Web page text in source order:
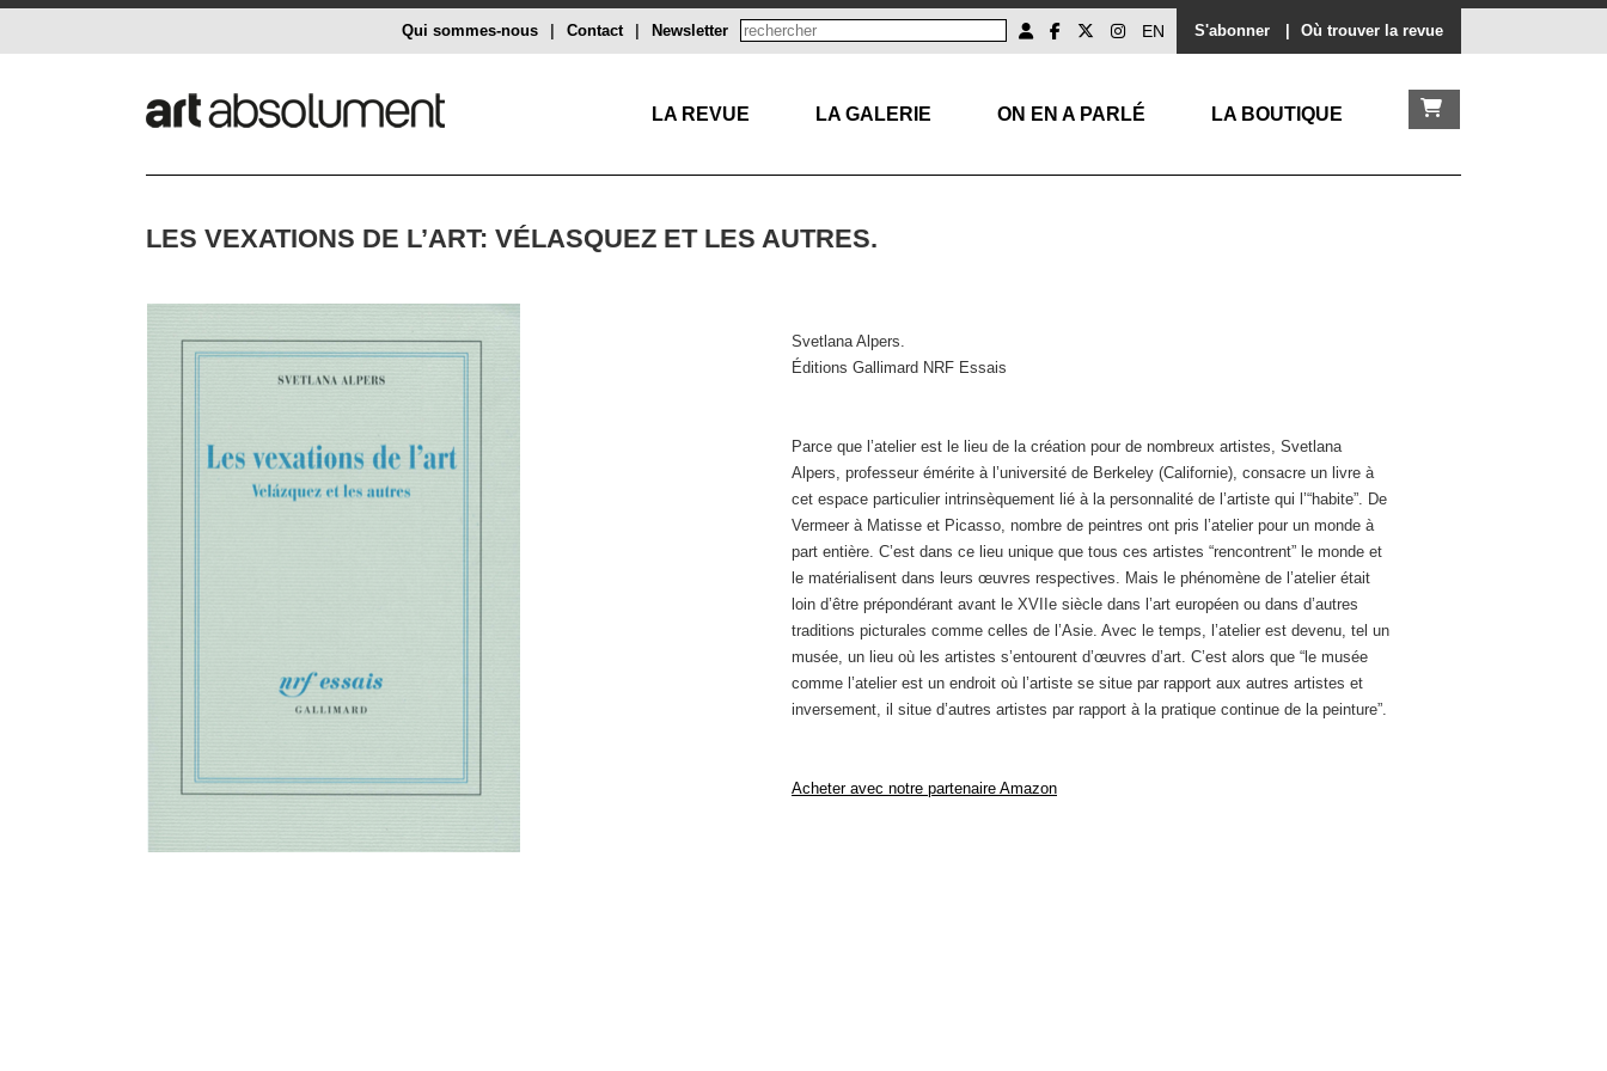
S'abonner Où trouver la revue
EN
Newsletter
Contact
Qui sommes-nous
LA REVUE LA GALERIE ON EN A PARLÉ LA BOUTIQUE
LES VEXATIONS DE L’ART: VÉLASQUEZ ET LES AUTRES.
Svetlana Alpers.
Éditions Gallimard NRF Essais
Parce que l’atelier est le lieu de la création pour de nombreux artistes, Svetlana
Alpers, professeur émérite à l’université de Berkeley (Californie), consacre un livre à
cet espace particulier intrinsèquement lié à la personnalité de l’artiste qui l’“habite”. De
Vermeer à Matisse et Picasso, nombre de peintres ont pris l’atelier pour un monde à
part entière. C’est dans ce lieu unique que tous ces artistes “rencontrent” le monde et
le matérialisent dans leurs œuvres respectives. Mais le phénomène de l’atelier était
loin d’être prépondérant avant le XVIIe siècle dans l’art européen ou dans d’autres
traditions picturales comme celles de l’Asie. Avec le temps, l’atelier est devenu, tel un
musée, un lieu où les artistes s’entourent d’œuvres d’art. C’est alors que “le musée
comme l’atelier est un endroit où l’artiste se situe par rapport aux autres artistes et
inversement, il situe d’autres artistes par rapport à la pratique continue de la peinture”.
Acheter avec notre partenaire Amazon